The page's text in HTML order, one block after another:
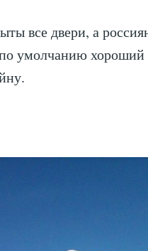
все двери, а
умолчанию